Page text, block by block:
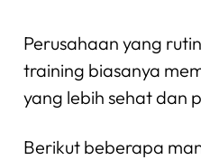
Perusahaan yang
training biasanya
yang lebih sehat dan
Berikut beberapa